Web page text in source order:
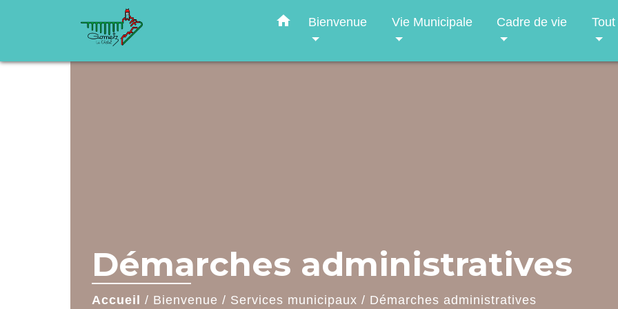
home Bienvenue Vie Municipale Cadre de vie
Démarches administratives
Accueil / Bienvenue / Services municipaux / Démarches administratives